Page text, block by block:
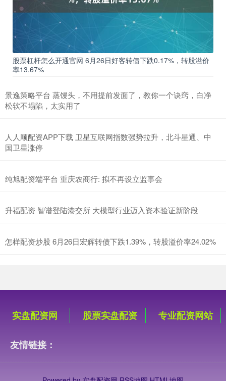
股票杠杆怎么开通官网 6月26日好客转债下跌0.17%，转股溢价
率13.67%
景逸策略平台 蒸馒头，不用提前发面了，教你一个诀窍，白净
松软不塌陷，太实用了
人人顺配资APP下载 卫星互联网指数强势拉升，北斗星通、中
国卫星涨停
纯旭配资端平台 重庆农商行: 拟不再设立监事会
升福配资 智谱登陆港交所 大模型行业迈入资本验证新阶段
怎样配资炒股 6月26日宏辉转债下跌1.39%，转股溢价率24.02%
实盘配资网 股票实盘配资 专业配资网站
友情链接：